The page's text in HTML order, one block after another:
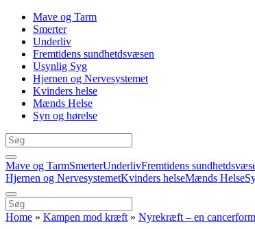
Mave og Tarm
Smerter
Underliv
Fremtidens sundhetdsvæsen
Usynlig Syg
Hjernen og Nervesystemet
Kvinders helse
Mænds Helse
Syn og hørelse
Mave og TarmSmerterUnderlivFremtidens
Hjernen og NervesystemetKvinders helseMænds Helse
Home » Kampen mod kræft » Nyrekræft – en